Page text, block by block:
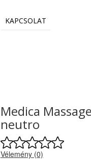
KAPCSOLAT
Medica
neutro
Vélemény (0)